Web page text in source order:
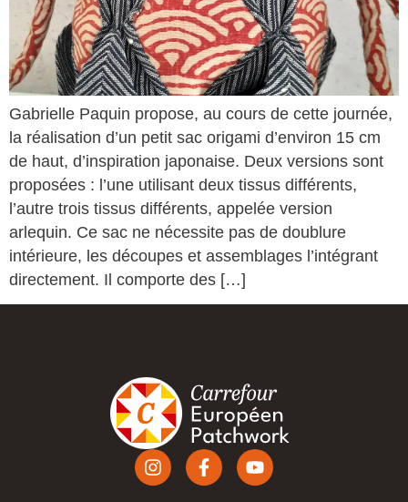
Gabrielle Paquin propose, au cours de cette journée,
la réalisation d’un petit sac origami d’environ 15 cm
de haut, d’inspiration japonaise. Deux versions sont
proposées : l’une utilisant deux tissus différents,
l’autre trois tissus différents, appelée version
arlequin. Ce sac ne nécessite pas de doublure
intérieure, les découpes et assemblages l’intégrant
directement. Il comporte des […]